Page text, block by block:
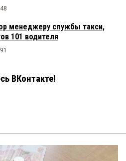
менеджеру службы такси,
101 водителя
ВКонтакте!